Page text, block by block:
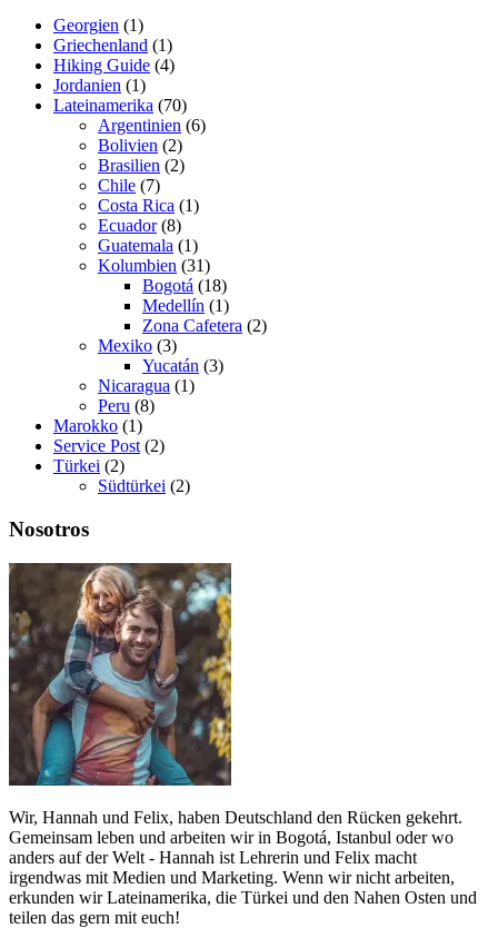
Georgien (1)
Griechenland (1)
Hiking Guide (4)
Jordanien (1)
Lateinamerika (70)
Argentinien (6)
Bolivien (2)
Brasilien (2)
Chile (7)
Costa Rica (1)
Ecuador (8)
Guatemala (1)
Kolumbien (31)
Bogotá (18)
Medellín (1)
Zona Cafetera (2)
Mexiko (3)
Yucatán (3)
Nicaragua (1)
Peru (8)
Marokko (1)
Service Post (2)
Türkei (2)
Südtürkei (2)
Nosotros
Wir, Hannah und Felix, haben Deutschland den Rücken gekehrt.
Gemeinsam leben und arbeiten wir in Bogotá, Istanbul oder wo
anders auf der Welt - Hannah ist Lehrerin und Felix macht
irgendwas mit Medien und Marketing. Wenn wir nicht arbeiten,
erkunden wir Lateinamerika, die Türkei und den Nahen Osten und
teilen das gern mit euch!